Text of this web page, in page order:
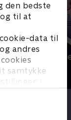
den bedste
til at
data til
andres
samtykke
i
Sport